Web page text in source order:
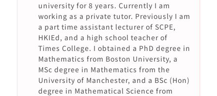
university for 8 years. Currently I am
working as a private tutor. Previously I am
a part time assistant lecturer of SCPE,
HKIEd, and a high school teacher of
Times College. I obtained a PhD degree in
Mathematics from Boston University, a
MSc degree in Mathematics from the
University of Manchester, and a BSc (Hon)
degree in Mathematical Science from